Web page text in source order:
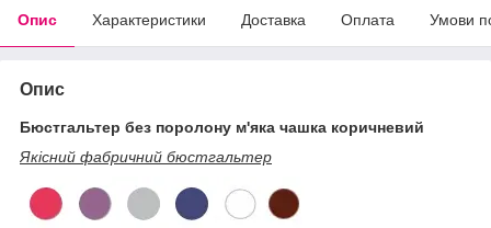
Опис Характеристики Доставка Оплата Умови
Опис
Бюстгальтер без поролону м'яка чашка коричневий
Якісний фабричний бюстгальтер